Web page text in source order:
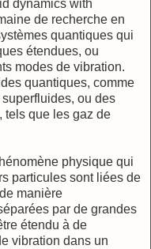
dynamics with
de recherche en
quantiques qui
étendues, ou
modes de vibration.
quantiques, comme
ou des
tels que les gaz de
physique qui
particules sont liées de
manière
par de grandes
étendu à de
vibration dans un